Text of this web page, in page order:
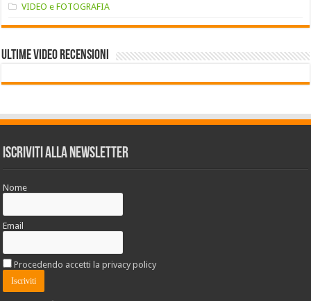
VIDEO e FOTOGRAFIA
Ultime VIDEO RECENSIONI
Iscriviti alla Newsletter
Nome
Email
Procedendo accetti la privacy policy